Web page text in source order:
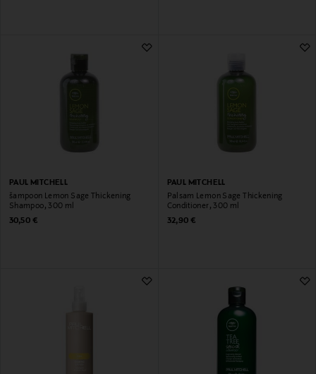
PAUL MITCHELL
šampoon Lemon Sage Thickening
Shampoo, 300 ml
Original Price
30,50 €
PAUL MITCHELL
Palsam Lemon Sage Thickening
Conditioner, 300 ml
Original Price
32,90 €